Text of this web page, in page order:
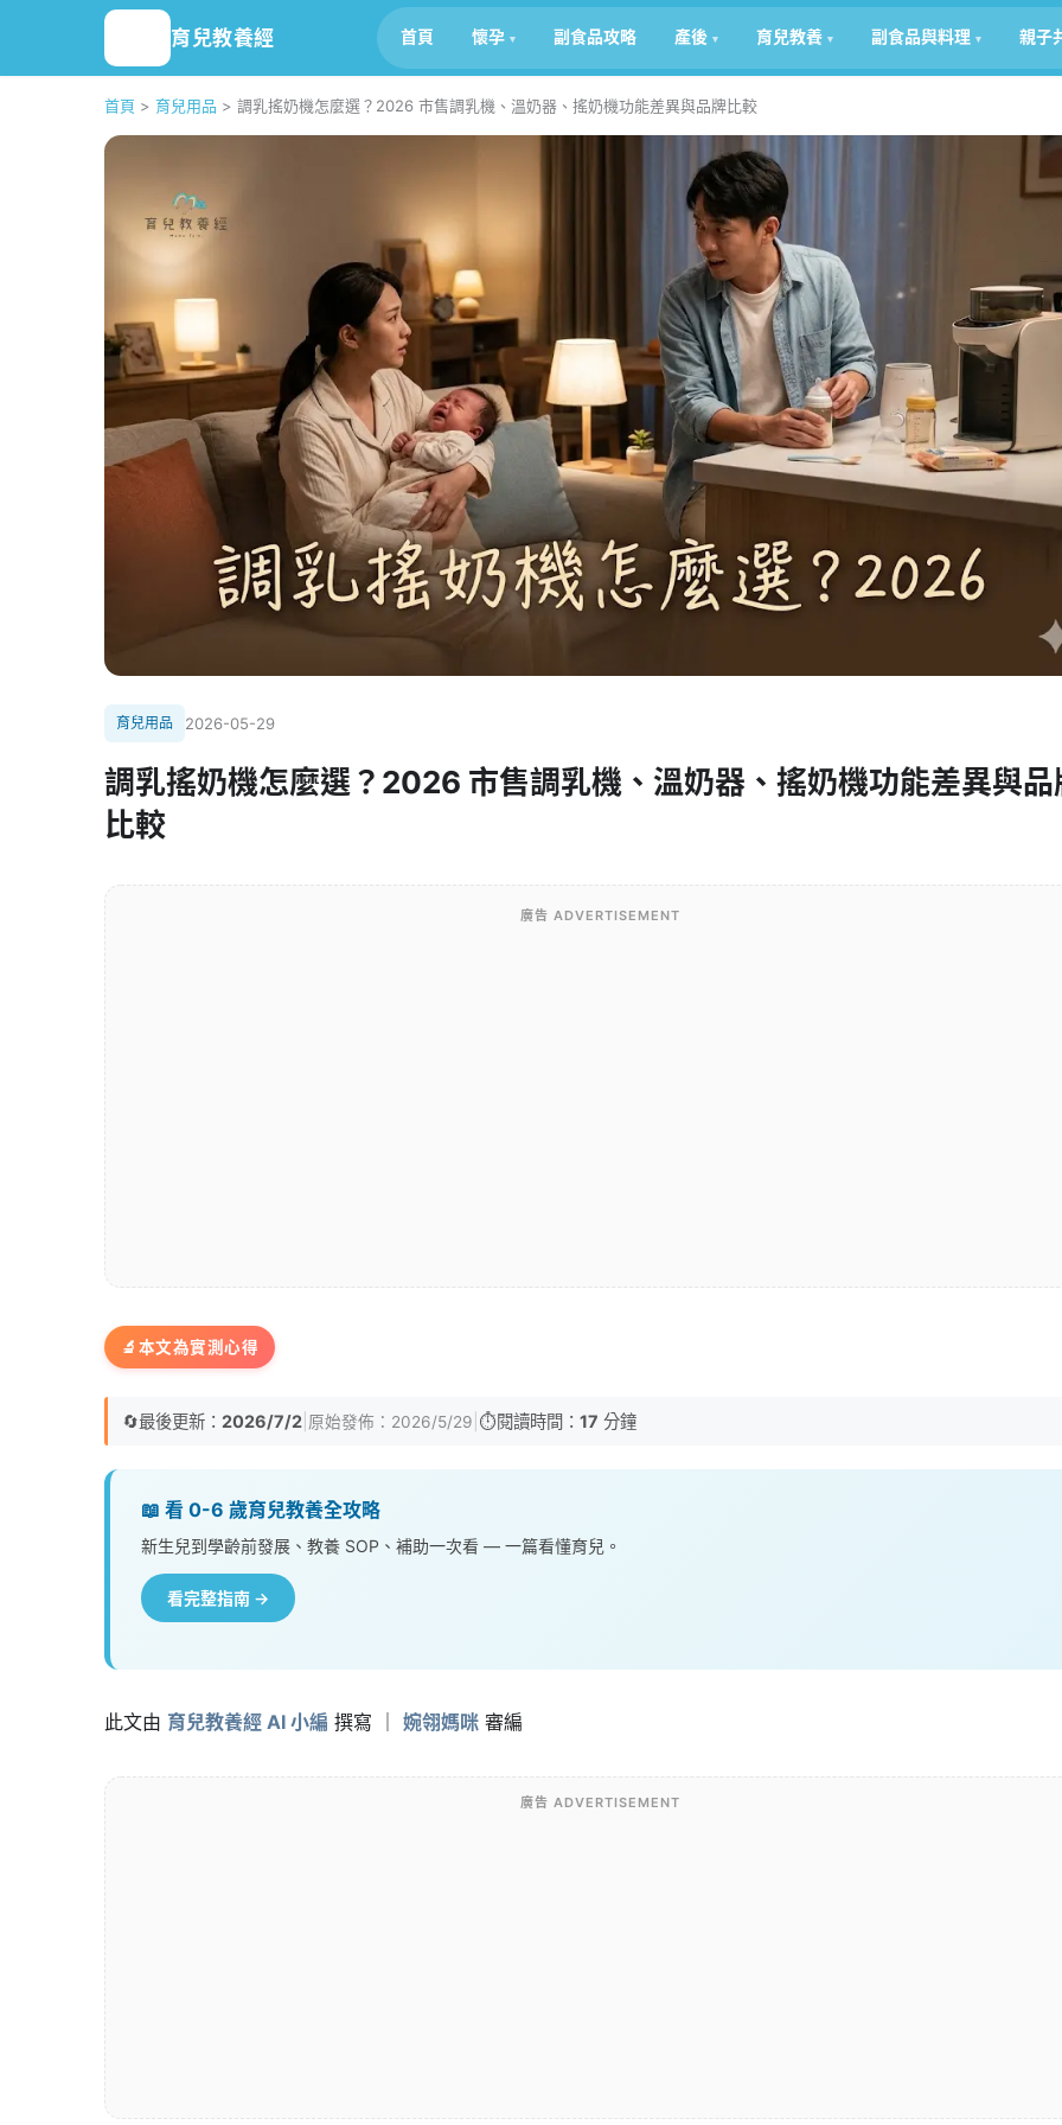
育兒教養經 首頁 懷孕 副食品攻略 產後 育兒教養 副食品與料理 親子
首頁 > 育兒用品 > 調乳搖奶機怎麼選？2026 市售調乳機、溫奶器、搖奶機功能差異與品牌比較
育兒用品 2026-05-29
調乳搖奶機怎麼選？2026 市售調乳機、溫奶器、搖奶機功能差異與品
比較
廣告 ADVERTISEMENT
🔬 本文為實測心得
🔄最後更新： 2026/7/2 原始發佈： 2026/5/29 ⏱️閱讀時間： 17 分鐘
📖 看 0-6 歲育兒教養全攻略
新生兒到學齡前發展、教養 SOP、補助一次看 — 一篇看懂育兒。
看完整指南 →
此文由 育兒教養經 AI 小編 撰寫 ｜ 婉翎媽咪 審編
廣告 ADVERTISEMENT